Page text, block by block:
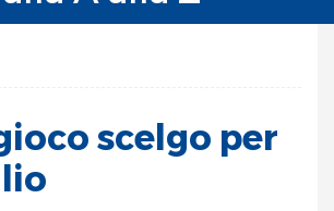
scelgo per